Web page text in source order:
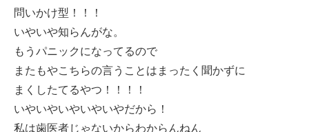
問いかけ型！！！
いやいや知らんがな。
もうパニックになってるので
またもやこちらの言うことはまったく聞かずに
まくしたてるやつ！！！！
いやいやいやいやいやだから！
私は歯医者じゃないからわからんねん